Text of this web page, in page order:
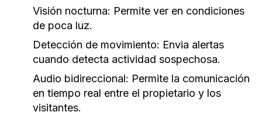
Visión nocturna: Permite ver en condiciones
de poca luz.
Detección de movimiento: Envia alertas
cuando detecta actividad sospechosa.
Audio bidireccional: Permite la comunicación
en tiempo real entre el propietario y los
visitantes.